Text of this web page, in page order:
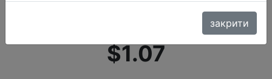
$1.07
закрити